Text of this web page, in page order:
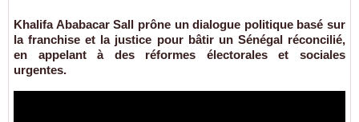
Khalifa Ababacar Sall prône un dialogue politique basé sur
la franchise et la justice pour bâtir un Sénégal réconcilié,
en appelant à des réformes électorales et sociales
urgentes.